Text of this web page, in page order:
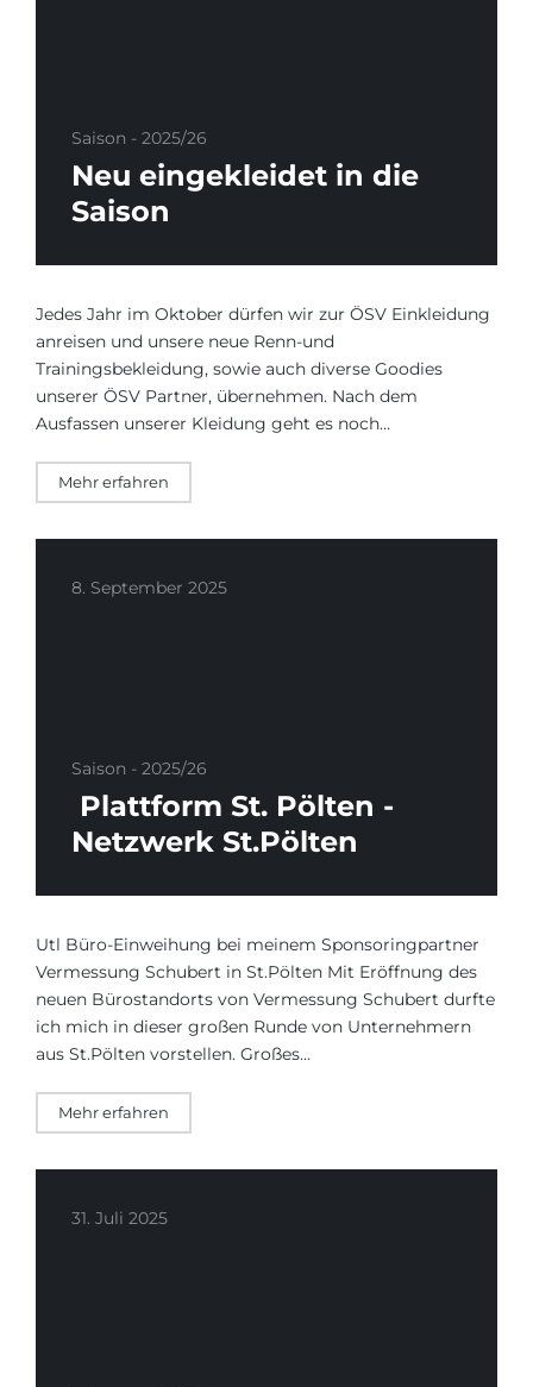
Saison - 2025/26
Neu eingekleidet in die
Saison
Jedes Jahr im Oktober dürfen wir zur ÖSV Einkleidung
anreisen und unsere neue Renn-und
Trainingsbekleidung, sowie auch diverse Goodies
unserer ÖSV Partner, übernehmen. Nach dem
Ausfassen unserer Kleidung geht es noch…
Mehr erfahren
8. September 2025
Saison - 2025/26
Plattform St. Pölten -
Netzwerk St.Pölten
Utl Büro-Einweihung bei meinem Sponsoringpartner
Vermessung Schubert in St.Pölten Mit Eröffnung des
neuen Bürostandorts von Vermessung Schubert durfte
ich mich in dieser großen Runde von Unternehmern
aus St.Pölten vorstellen. Großes…
Mehr erfahren
31. Juli 2025